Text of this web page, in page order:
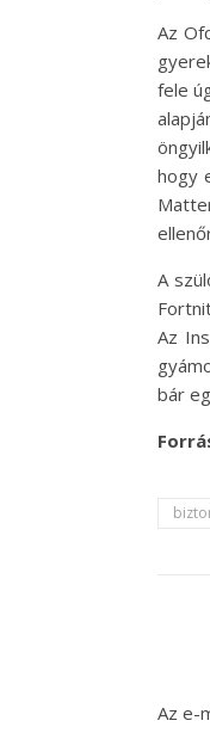
Az
fele
hogy
A
Az
bár
Az e-